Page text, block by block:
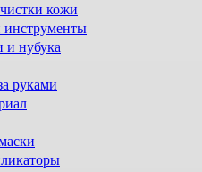
кожи
инструменты
и нубука
руками